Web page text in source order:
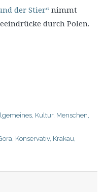
der Stier“ nimmt
durch Polen.
Kultur, Menschen
Konservativ, Krakau